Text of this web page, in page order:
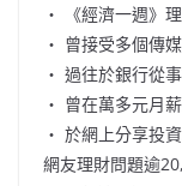
‧ 《經濟一週》
‧ 曾接受多個傳
‧ 過往於銀行從
‧ 曾在萬多元月
‧ 於網上分享投
網友理財問題逾